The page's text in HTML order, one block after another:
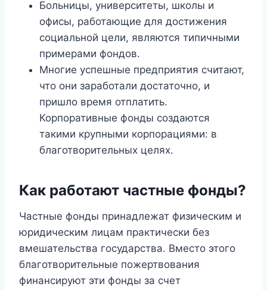
Больницы, университеты, школы и
офисы, работающие для достижения
социальной цели, являются типичными
примерами фондов.
Многие успешные предприятия считают,
что они заработали достаточно, и
пришло время отплатить.
Корпоративные фонды создаются
такими крупными корпорациями: в
благотворительных целях.
Как работают частные фонды?
Частные фонды принадлежат физическим и
юридическим лицам практически без
вмешательства государства. Вместо этого
благотворительные пожертвования
финансируют эти фонды за счет